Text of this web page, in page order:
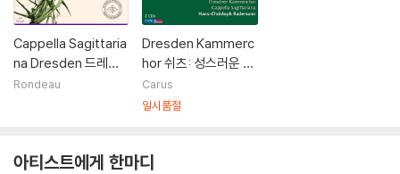
Cappella Sagittaria
na Dresden 드레스
덴 궁정의 수난곡 - 페
o Peranda: Markus
Rondeau
Dresden Kammerc
hor 쉬츠: 성스러운 합
창음악 - 드레스덴 실
내 합창단 (Schutz: G
369-397)
Carus
일시품절
아티스트에게 한마디